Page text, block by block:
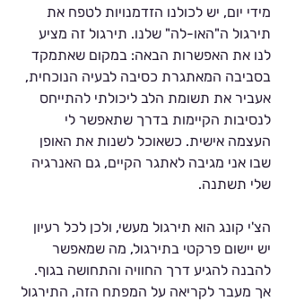
מידי יום, יש לכולנו הזדמנויות לטפח את
תירגול ה"האו-לה" שלנו. תירגול זה מציע
לנו את האפשרות הבאה: במקום שאתמקד
בסביבה המאתגרת כסיבה לבעיה הנוכחית,
אעביר את תשומת הלב ליכולתי להתייחס
לנסיבות הקיימות בדרך שתאפשר לי
העצמה אישית. כשאוכל לשנות את האופן
שבו אני מגיבה לאתגר הקיים, גם האנרגיה
שלי תשתנה.
הצ'י קונג הוא תירגול מעשי, ולכן לכל רעיון
יש יישום פרקטי בתירגול, מה שמאפשר
להבנה להגיע דרך החוויה והתחושה בגוף.
אך מעבר לקריאה על המפתח הזה, התירגול